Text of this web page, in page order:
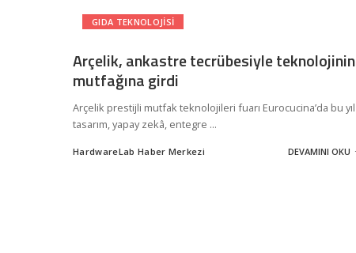
GIDA TEKNOLOJISI
Arçelik, ankastre tecrübesiyle teknolojinin
mutfağına girdi
Arçelik prestijli mutfak teknolojileri fuarı Eurocucina’da bu yıl
tasarım, yapay zekâ, entegre ...
Posted
HardwareLab Haber Merkezi DEVAMINI OKU